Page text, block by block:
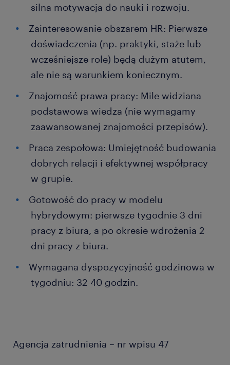
silna motywacja do nauki i rozwoju.
Zainteresowanie obszarem HR: Pierwsze
doświadczenia (np. praktyki, staże lub
wcześniejsze role) będą dużym atutem,
ale nie są warunkiem koniecznym.
Znajomość prawa pracy: Mile widziana
podstawowa wiedza (nie wymagamy
zaawansowanej znajomości przepisów).
Praca zespołowa: Umiejętność budowania
dobrych relacji i efektywnej współpracy
w grupie.
Gotowość do pracy w modelu
hybrydowym: pierwsze tygodnie 3 dni
pracy z biura, a po okresie wdrożenia 2
dni pracy z biura.
Wymagana dyspozycyjność godzinowa w
tygodniu: 32-40 godzin.
Agencja zatrudnienia – nr wpisu 47